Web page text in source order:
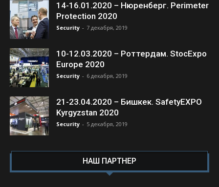
14-16.01.2020 – Нюренберг. Perimeter
Protection 2020
Security - 7 декабря, 2019
10-12.03.2020 – Роттердам. StocExpo
Europe 2020
Security - 6 декабря, 2019
21-23.04.2020 – Бишкек. SafetyEXPO
Kyrgyzstan 2020
Security - 5 декабря, 2019
НАШ ПАРТНЕР